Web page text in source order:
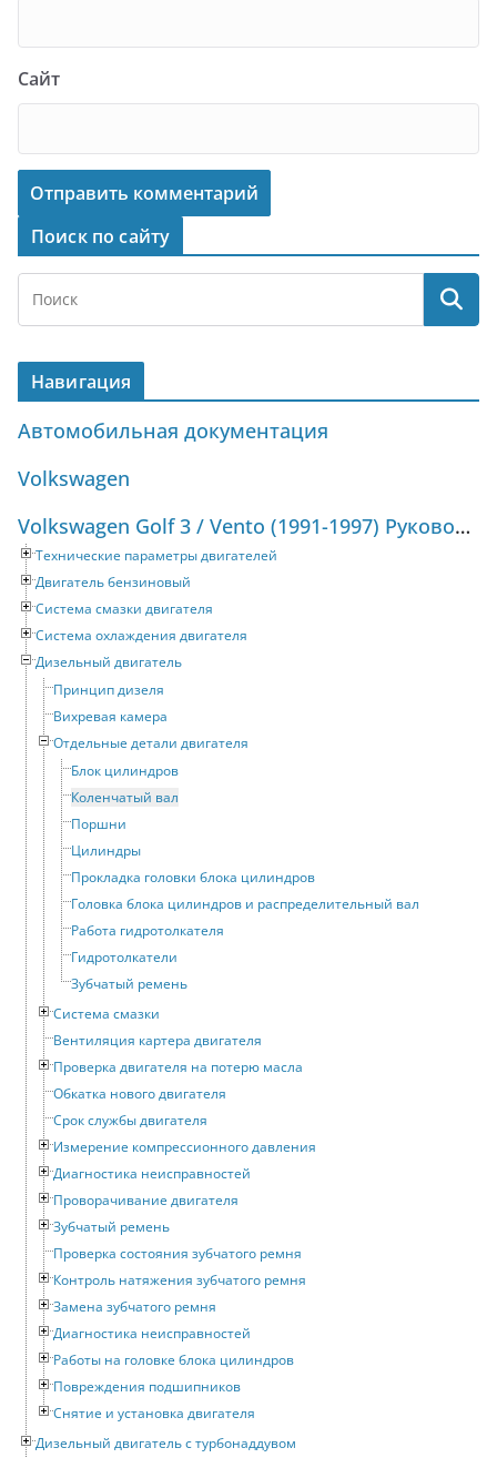
Сайт
Поиск по сайту
Навигация
Автомобильная документация
Volkswagen
Volkswagen Golf 3 / Vento (1991-1997) Руководство по ремонту и техническому обслуживанию
Технические параметры двигателей
Двигатель бензиновый
Система смазки двигателя
Система охлаждения двигателя
Дизельный двигатель
Принцип дизеля
Вихревая камера
Отдельные детали двигателя
Блок цилиндров
Коленчатый вал
Поршни
Цилиндры
Прокладка головки блока цилиндров
Головка блока цилиндров и распределительный вал
Работа гидротолкателя
Гидротолкатели
Зубчатый ремень
Система смазки
Вентиляция картера двигателя
Проверка двигателя на потерю масла
Обкатка нового двигателя
Срок службы двигателя
Измерение компрессионного давления
Диагностика неисправностей
Проворачивание двигателя
Зубчатый ремень
Проверка состояния зубчатого ремня
Контроль натяжения зубчатого ремня
Замена зубчатого ремня
Диагностика неисправностей
Работы на головке блока цилиндров
Повреждения подшипников
Снятие и установка двигателя
Дизельный двигатель с турбонаддувом